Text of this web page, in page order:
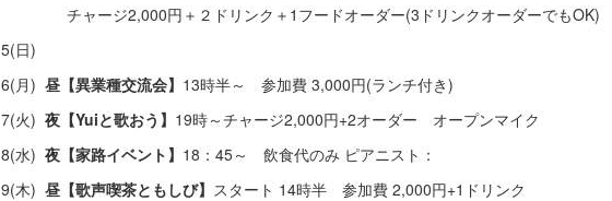
チャージ2,000円＋２ドリンク＋1フードオーダー(3ドリンクオーダーでもOK)
5(日)
6(月) 昼【異業種交流会】 13時半～ 参加費 3,000円(ランチ付き)
7(火) 夜【Yuiと歌おう】 19時～チャージ2,000円+2オーダー オープンマイク
8(水) 夜【家路イベント】 18：45～ 飲食代のみ ピアニスト：
9(木) 昼【歌声喫茶ともしび】 スタート 14時半 参加費 2,000円+1ドリンク